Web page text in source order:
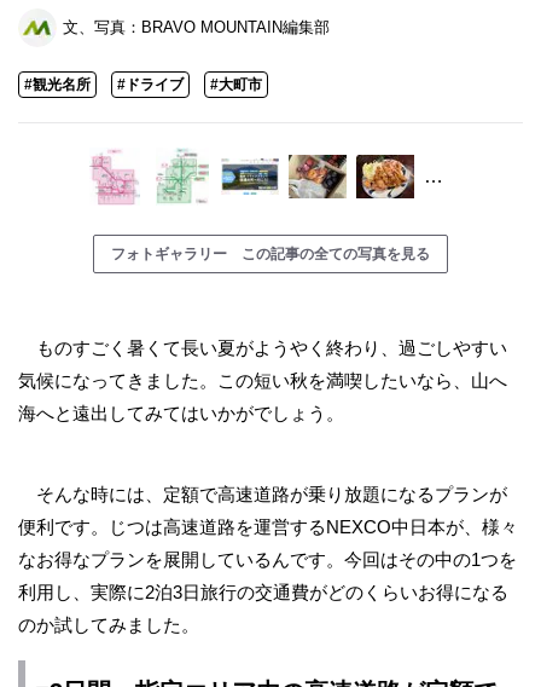
文、写真： BRAVO MOUNTAIN編集部
#観光名所 #ドライブ #大町市
…
フォトギャラリー この記事の全ての写真を見る
ものすごく暑くて長い夏がようやく終わり、過ごしやすい
気候になってきました。この短い秋を満喫したいなら、山へ
海へと遠出してみてはいかがでしょう。
そんな時には、定額で高速道路が乗り放題になるプランが
便利です。じつは高速道路を運営するNEXCO中日本が、様々
なお得なプランを展開しているんです。今回はその中の1つを
利用し、実際に2泊3日旅行の交通費がどのくらいお得になる
のか試してみました。